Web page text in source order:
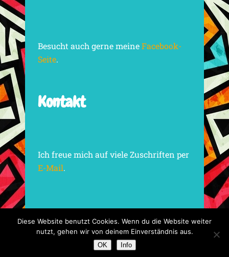
Besucht auch gerne meineFacebook-
Seite.
Kontakt
Ich freue mich auf viele Zuschriften per
E-Mail.
Datenschutzerklärung
Design by NEONRAUSCH
Diese Website benutzt Cookies. Wenn du die Website weiter
nutzt, gehen wir von deinem Einverständnis aus.
OK Info